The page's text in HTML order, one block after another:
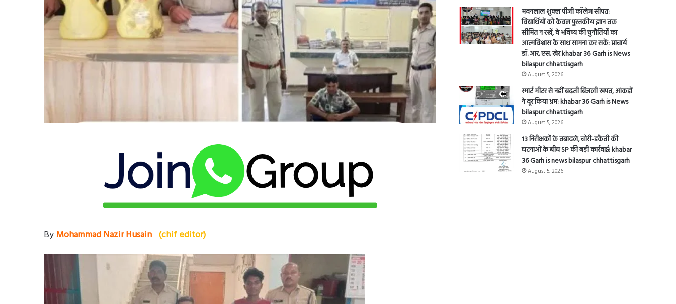
ByMohammad Nazir Husain (chif editor)
मदनलाल शुक्ल पीजी कॉलेज सीपत:
विद्यार्थियों को केवल पुस्तकीय ज्ञान तक
सीमित न रखें, वे भविष्य की चुनौतियों का
आत्मविश्वास के साथ सामना कर सकें: प्राचार्य
डॉ. आर. एस. खेर khabar 36 Garh is News
bilaspur chhattisgarh
August 5, 2026
स्मार्ट मीटर से नहीं बढ़ती बिजली खपत, आंकड़ों
ने दूर किया भ्रम: khabar 36 Garh is News
bilaspur chhattisgarh
August 5, 2026
13 निरीक्षकों के तबादले, चोरी-डकैती की
घटनाओं के बीच SP की बड़ी कार्रवाई: khabar
36 Garh is news bilaspur chhattisgarh
August 5, 2026